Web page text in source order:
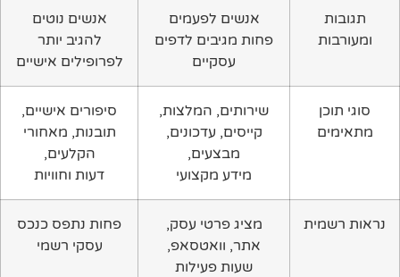
תגובות
ומעורבות
אנשים לפעמים
פחות מגיבים לדפים
עסקיים
אנשים נוטים
להגיב יותר
לפרופילים אישיים
סוגי תוכן
מתאימים
שירותים, המלצות,
קייסים, עדכונים,
מבצעים,
מידע מקצועי
סיפורים אישיים,
תובנות, מאחורי
הקלעים,
דעות וחוויות
נראות רשמית
מציג פרטי עסק,
אתר, וואטסאפ,
שעות פעילות
פחות נתפס כנכס
עסקי רשמי